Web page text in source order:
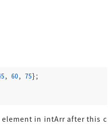
, 60, 75};
element in intArr after this c